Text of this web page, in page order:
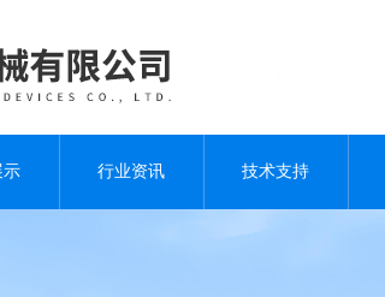
示 行业资讯 技术支持